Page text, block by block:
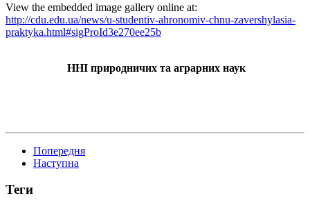
View the embedded image gallery online at:
http://cdu.edu.ua/news/u-studentiv-ahronomiv-chnu-zavershylasia-
praktyka.html#sigProId3e270ee25b
ННІ природничих та аграрних наук
Попередня
Наступна
Теги